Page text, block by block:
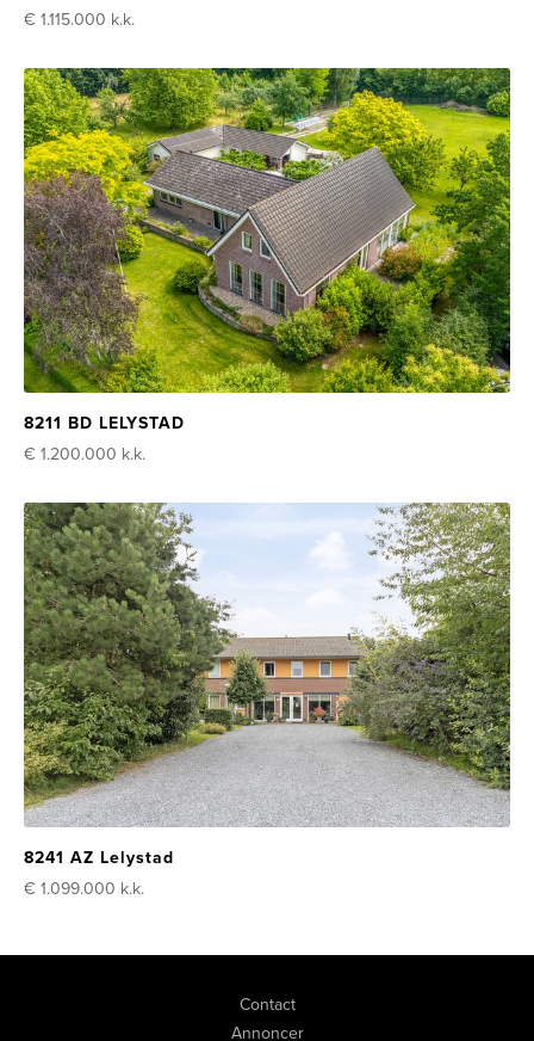
€ 1.115.000 k.k.
8211 BD LELYSTAD
€ 1.200.000 k.k.
8241 AZ Lelystad
€ 1.099.000 k.k.
Contact
Annoncer